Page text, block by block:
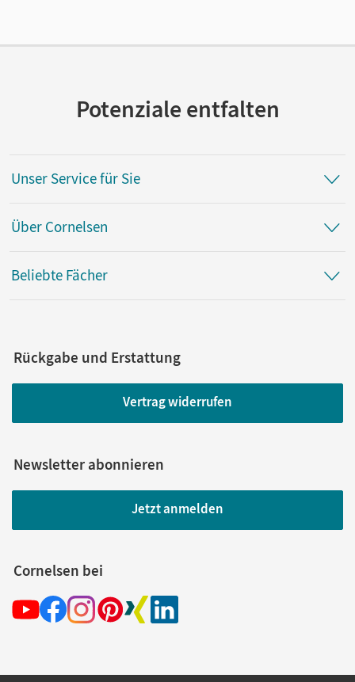
Potenziale entfalten
Unser Service für Sie
Über Cornelsen
Beliebte Fächer
Rückgabe und Erstattung
Vertrag widerrufen
Newsletter abonnieren
Jetzt anmelden
Cornelsen bei